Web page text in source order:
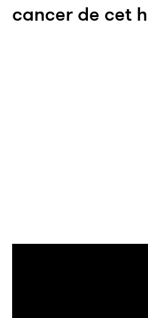
cancer de cet